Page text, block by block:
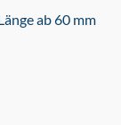
ab 60 mm